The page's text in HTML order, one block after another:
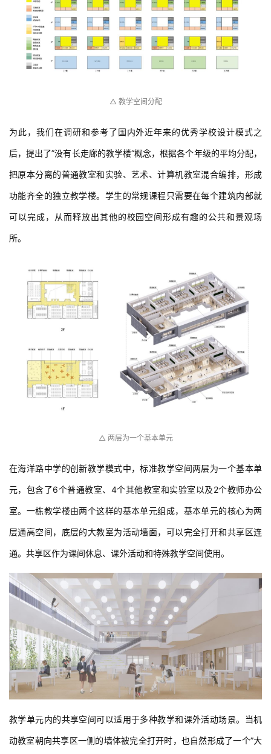
极
工
作
登录 注册
△ 教学空间分配
为此，我们在调研和参考了国内外近年来的优秀学校设计模式之
后，提出了”没有长走廊的教学楼“概念，根据各个年级的平均分配，
把原本分离的普通教室和实验、艺术、计算机教室混合编排，形成
功能齐全的独立教学楼。学生的常规课程只需要在每个建筑内部就
可以完成，从而释放出其他的校园空间形成有趣的公共和景观场
所。
△ 两层为一个基本单元
在海洋路中学的创新教学模式中，标准教学空间两层为一个基本单
元，包含了6个普通教室、4个其他教室和实验室以及2个教师办公
室。一栋教学楼由两个这样的基本单元组成，基本单元的核心为两
层通高空间，底层的大教室为活动墙面，可以完全打开和共享区连
通。共享区作为课间休息、课外活动和特殊教学空间使用。
教学单元内的共享空间可以适用于多种教学和课外活动场景。当机
动教室朝向共享区一侧的墙体被完全打开时，也自然形成了一个”大